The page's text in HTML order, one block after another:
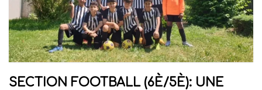
SECTION FOOTBALL (6È/5È): UNE